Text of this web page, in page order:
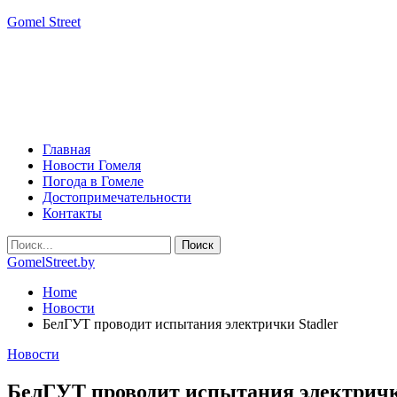
Gomel Street
Главная
Новости Гомеля
Погода в Гомеле
Достопримечательности
Контакты
GomelStreet.by
Home
Новости
БелГУТ проводит испытания электрички Stadler
Новости
БелГУТ проводит испытания